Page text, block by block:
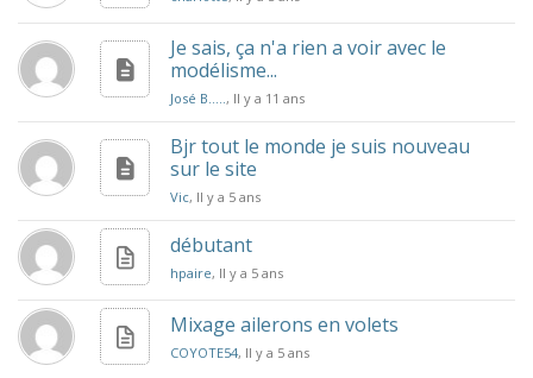
Je sais, ça n'a rien a voir avec le
modélisme...
José B....., Il y a 11 ans
Bjr tout le monde je suis nouveau
sur le site
Vic, Il y a 5 ans
débutant
hpaire, Il y a 5 ans
Mixage ailerons en volets
COYOTE54, Il y a 5 ans